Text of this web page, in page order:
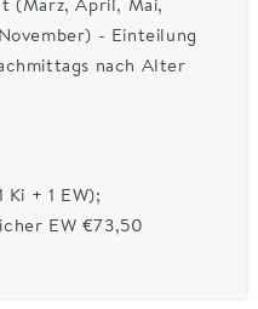
- Einteilung
nach Alter
Ki + 1 EW);
EW €73,50